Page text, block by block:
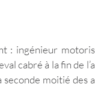
: ingénieur
cabré à la fin de
moitié